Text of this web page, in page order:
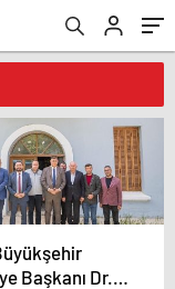
Başkanı Dr.